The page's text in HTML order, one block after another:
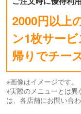
2000円以上
ン1枚サー
帰りでチー
※画像はイメージです。
※実際のメニューとは
は、各店舗にお問い合わ